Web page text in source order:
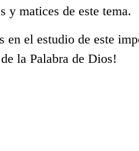
y matices de este tema.
en el estudio de este
la Palabra de Dios!